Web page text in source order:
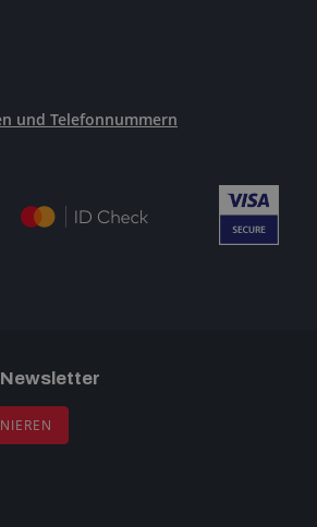
und Telefonnummern
Newsletter